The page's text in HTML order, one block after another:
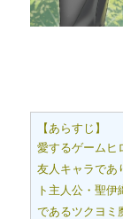
【あらすじ】
愛するゲームヒ
友人キャラであ
ト主人公・聖
であるツクヨミ